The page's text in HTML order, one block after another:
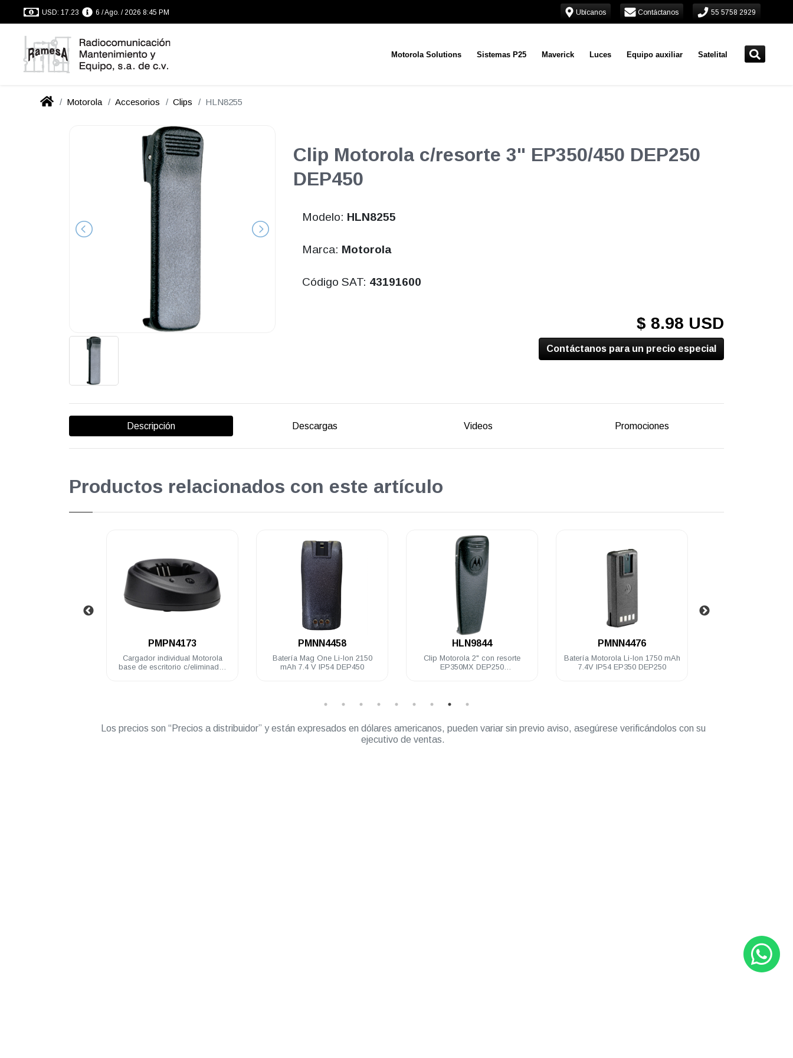
USD: 17.23 6 / Ago. / 2026 8:45 PM Ubícanos Contáctanos 55 5758 2929
Motorola Solutions Sistemas P25 Maverick Luces Equipo auxiliar Satelital
Motorola Accesorios Clips HLN8255
Clip Motorola c/resorte 3" EP350/450 DEP250
DEP450
Modelo: HLN8255
Marca: Motorola
Código SAT: 43191600
$ 8.98 USD
Contáctanos para un precio especial
Descripción Descargas Videos Promociones
Productos relacionados con este artículo
PMPN4173
Cargador individual Motorola
base de escritorio c/eliminador
.
PMNN4458
Batería Mag One Li-Ion 2150
mAh 7.4 V IP54 DEP450
.
HLN9844
Clip Motorola 2" con resorte
EP350MX DEP250
.
PMNN4476
Batería Motorola Li-Ion 1750 mAh
7.4V IP54 EP350 DEP250
Los precios son “Precios a distribuidor” y están expresados en dólares americanos, pueden variar sin previo aviso, asegúrese verificándolos con su
ejecutivo de ventas.